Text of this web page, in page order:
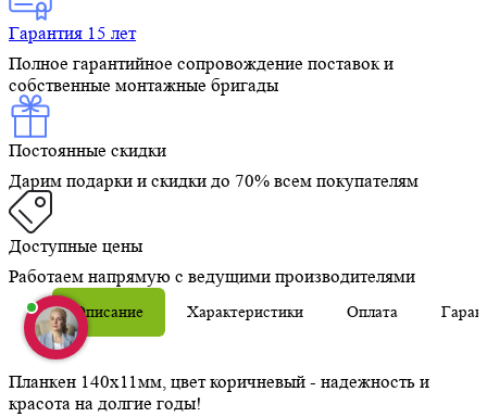
Гарантия 15 лет
Полное гарантийное сопровождение поставок и
собственные монтажные бригады
Постоянные скидки
Дарим подарки и скидки до 70% всем покупателям
Доступные цены
Работаем напрямую с ведущими производителями
Описание Характеристики Оплата
Планкен 140х11мм, цвет коричневый - надежность и
красота на долгие годы!